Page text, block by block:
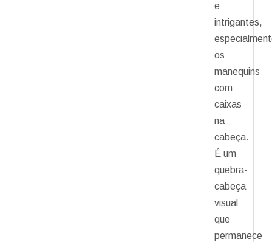
e
intrigantes,
os
manequins
com
caixas
na
cabeça.
É um
quebra-
cabeça
visual
que
permanece